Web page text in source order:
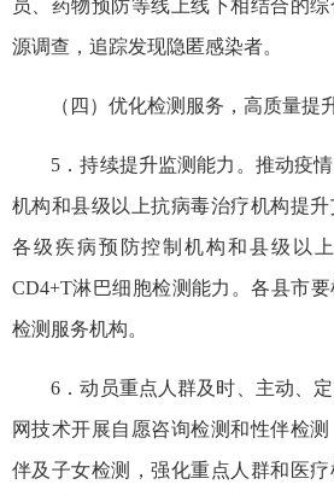
员、药物预防等线上线下相结合的
源调查，追踪发现隐匿感染者。
（四）优化检测服务，高质量提
5．持续提升监测能力。推动疫
机构和县级以上抗病毒治疗机构提升
各级疾病预防控制机构和县级以
CD4+T淋巴细胞检测能力。各县市
检测服务机构。
6．动员重点人群及时、主动、
网技术开展自愿咨询检测和性伴检
伴及子女检测，强化重点人群和医